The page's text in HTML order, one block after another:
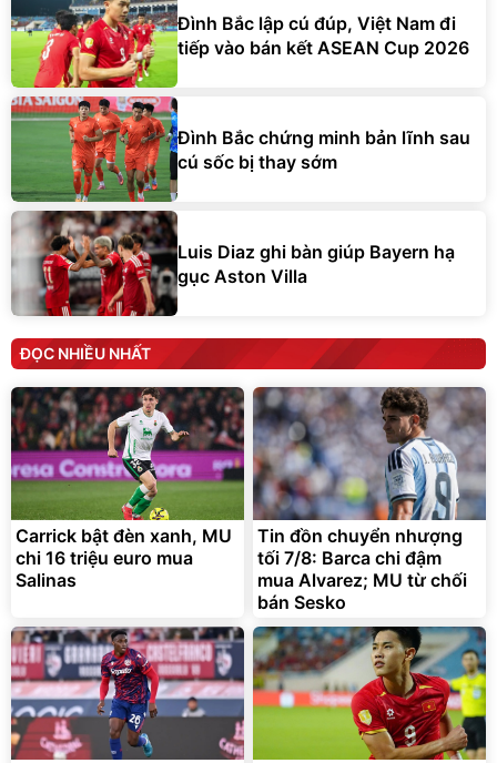
Đình Bắc lập cú đúp, Việt Nam đi
tiếp vào bán kết ASEAN Cup 2026
Đình Bắc chứng minh bản lĩnh sau
cú sốc bị thay sớm
Luis Diaz ghi bàn giúp Bayern hạ
gục Aston Villa
ĐỌC NHIỀU NHẤT
Carrick bật đèn xanh, MU
chi 16 triệu euro mua
Salinas
Tin đồn chuyển nhượng
tối 7/8: Barca chi đậm
mua Alvarez; MU từ chối
bán Sesko